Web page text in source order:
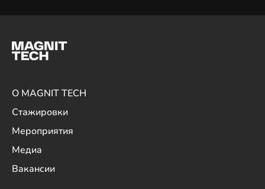
О MAGNIT TECH
Стажировки
Мероприятия
Медиа
Вакансии